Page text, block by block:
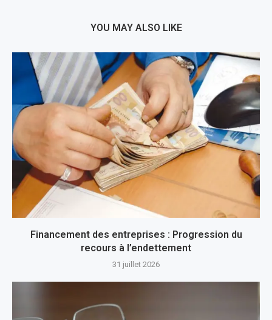
YOU MAY ALSO LIKE
Financement des entreprises : Progression du
recours à l’endettement
31 juillet 2026